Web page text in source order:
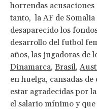
horrendas
tanto, la AF de
desaparecido los
desarrollo del futbol
años, las jugadoras de
Dinamarca, Brasil,
en huelga, cansadas
estar agradecidas por
el salario mínimo y que